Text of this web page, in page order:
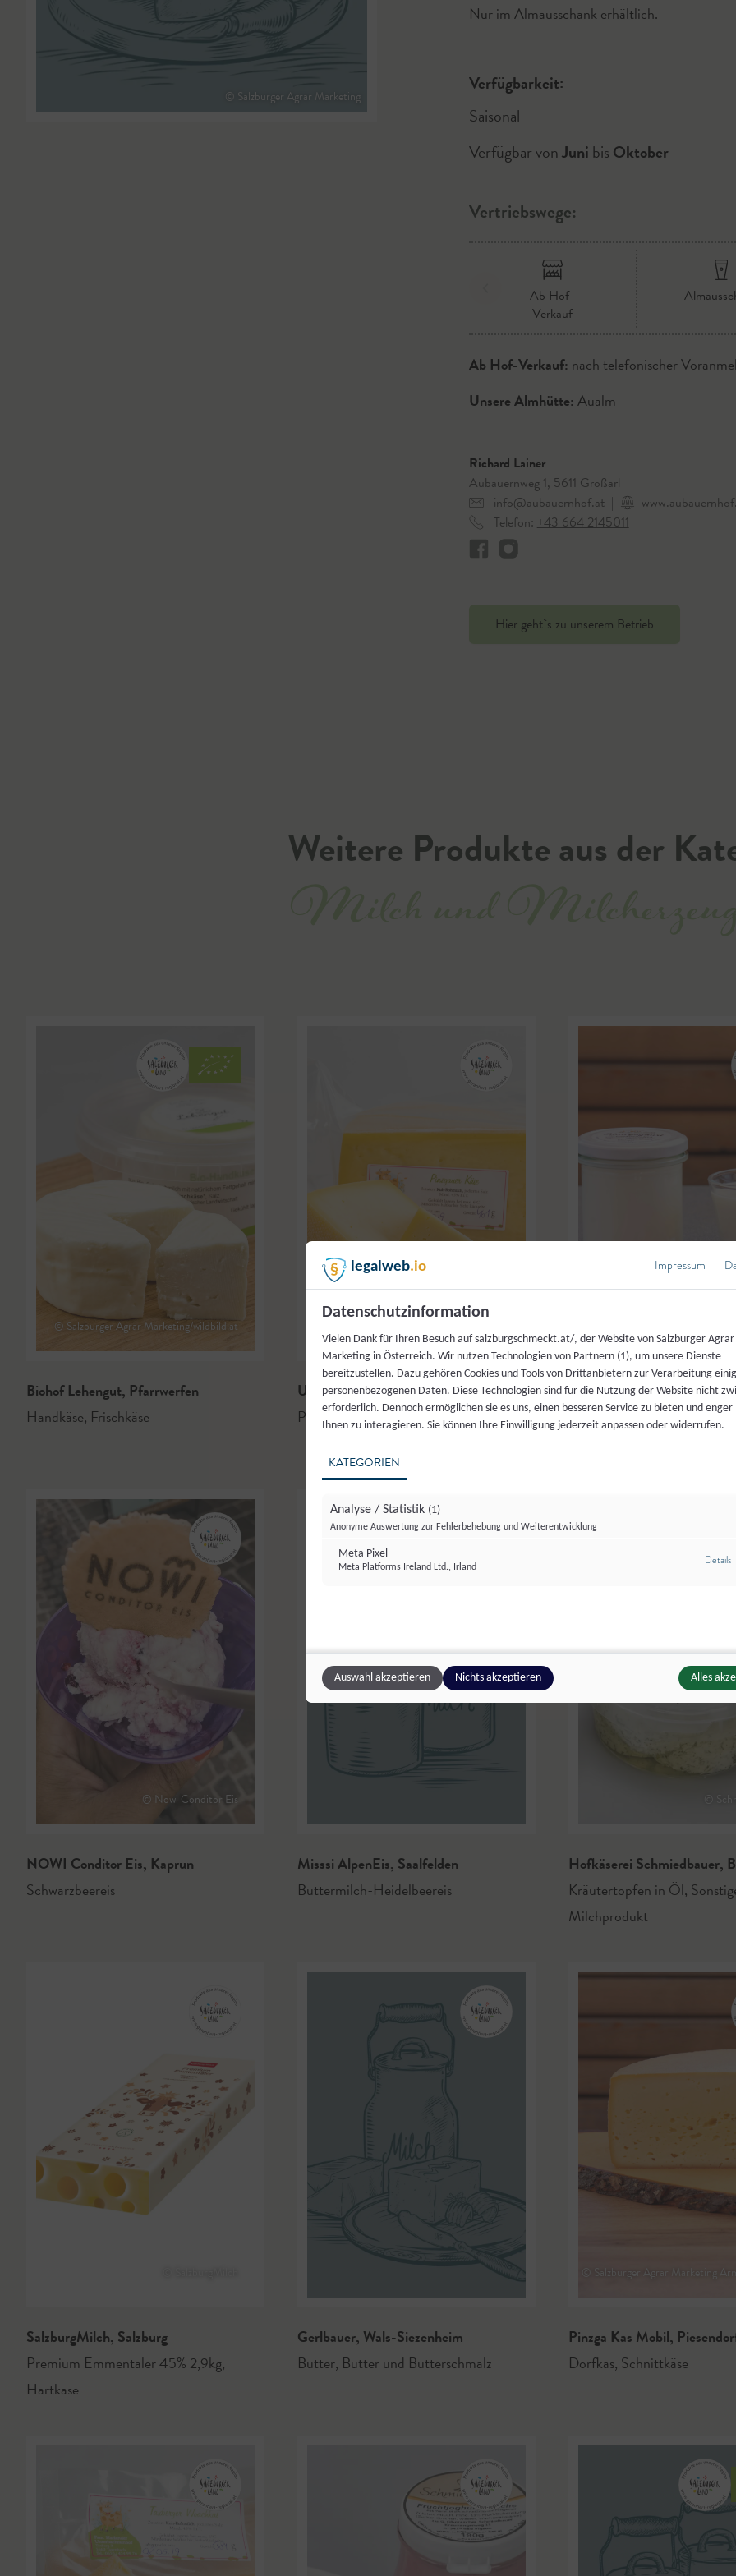
© Salzburger Agrar Marketing
Nur im Almausschank erhältlich.
Verfügbarkeit:
Saisonal
Verfügbar vonJuni bis Oktober
Vertriebswege:
Ab Hof-
Verkauf
Ab Hof-Verkauf: nach telefonischer
Unsere Almhütte: Aualm
Richard Lainer
Aubauernweg 1, 5611 Großarl
info@aubauernhof.at |
Telefon: +43 664 2145011
Hier geht`s zu unserem Betrieb
Weitere Produkte aus der
© Salzburger Agrar Marketing/wildbild.at
Biohof Lehengut, Pfarrwerfen
Handkäse, Frischkäse
© Salzburger Agrar Marketing/Günter
Unterbachrainerhof,Taxenbach
Pinzgauer Käse
Pinzga Kas Mobil,
Naturjoghurt
© Nowi Conditor Eis
NOWI Conditor Eis, Kaprun
Schwarzbeereis
Misssi AlpenEis, Saalfelden
Buttermilch-Heidelbeereis
Hofkäserei Schmiedbauer,
Kräutertopfen in Öl,
Milchprodukt
SalzburgMilch, Salzburg
Premium Emmentaler 45% 2,9kg,
Hartkäse
Gerlbauer, Wals-Siezenheim
Butter, Butter und Butterschmalz
© Salzburger Agrar Marketing
Pinzga Kas Mobil,
Dorfkas, Schnittkäse
legalweb.io Impressum
Datenschutzinformation
Vielen Dank für Ihren Besuch auf salzburgschmeckt.at/, der Website von Salzburger Agrar
Marketing in Österreich. Wir nutzen Technologien von Partnern (1), um unsere Dienste
bereitzustellen. Dazu gehören Cookies und Tools von Drittanbietern zur Verarbeitung
personenbezogenen Daten. Diese Technologien sind für die Nutzung der Website nicht
erforderlich. Dennoch ermöglichen sie es uns, einen besseren Service zu bieten und
Ihnen zu interagieren. Sie können Ihre Einwilligung jederzeit anpassen oder widerrufen.
KATEGORIEN
Analyse / Statistik (1)
Anonyme Auswertung zur Fehlerbehebung und Weiterentwicklung
Meta Pixel
Meta Platforms Ireland Ltd., Irland
Details
Auswahl akzeptieren Nichts akzeptieren Alles